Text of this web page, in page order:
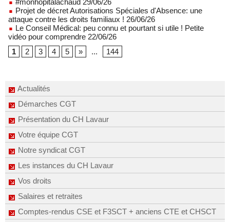
Actualités
Démarches CGT
Présentation du CH Lavaur
Votre équipe CGT
Notre syndicat CGT
Les instances du CH Lavaur
Vos droits
Salaires et retraites
Comptes-rendus CSE et F3SCT + anciens CTE et CHSCT
#monhôpitalachaud 29/06/26
Projet de décret Autorisations Spéciales d'Absence: une
attaque contre les droits familiaux ! 26/06/26
Le Conseil Médical: peu connu et pourtant si utile ! Petite
vidéo pour comprendre 22/06/26
1
2 3 4 5 » ... 144